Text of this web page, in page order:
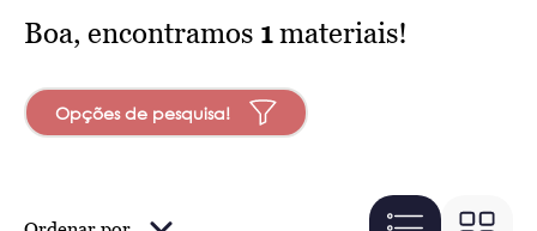
Boa, encontramos 1materiais!
Opções de pesquisa!